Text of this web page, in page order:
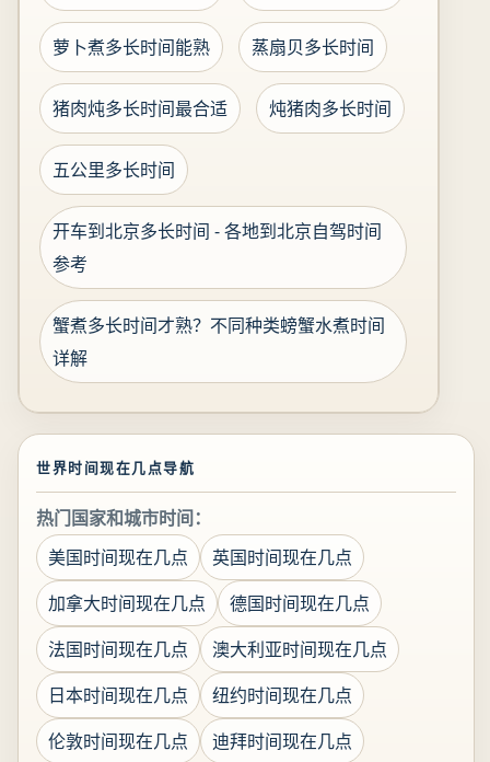
萝卜煮多长时间能熟 蒸扇贝多长时间
猪肉炖多长时间最合适 炖猪肉多长时间
五公里多长时间
开车到北京多长时间 - 各地到北京自驾时间
参考
蟹煮多长时间才熟？不同种类螃蟹水煮时间
详解
世界时间现在几点导航
热门国家和城市时间：
美国时间现在几点
英国时间现在几点
加拿大时间现在几点
德国时间现在几点
法国时间现在几点
澳大利亚时间现在几点
日本时间现在几点
纽约时间现在几点
伦敦时间现在几点
迪拜时间现在几点